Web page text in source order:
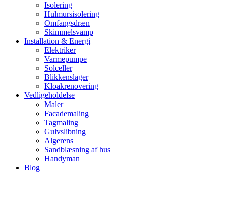
Isolering
Hulmursisolering
Omfangsdræn
Skimmelsvamp
Installation & Energi
Elektriker
Varmepumpe
Solceller
Blikkenslager
Kloakrenovering
Vedligeholdelse
Maler
Facademaling
Tagmaling
Gulvslibning
Algerens
Sandblæsning af hus
Handyman
Blog